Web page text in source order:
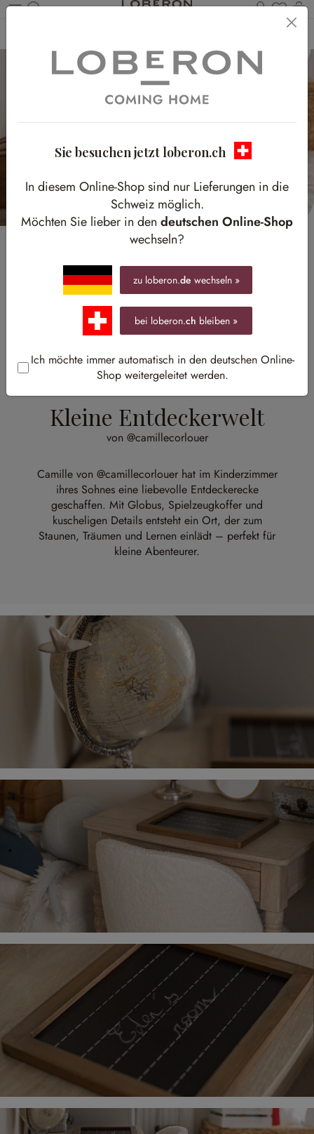
Du
Kleine Entdeckerwelt
von @camillecorlouer
Camille von @camillecorlouerhat im Kinderzimmer
ihres Sohnes eine liebevolle Entdeckerecke
geschaffen. Mit Globus, Spielzeugkoffer und
kuscheligen Details entsteht ein Ort, der zum
Staunen, Träumen und Lernen einlädt – perfekt für
kleine Abenteurer.
Sie besuchen jetzt loberon.ch
In diesem Online-Shop sind nur Lieferungen in die
Schweiz möglich.
Möchten Sie lieber in den deutschen Online-Shop
wechseln?
zu loberon.de wechseln »
bei loberon.ch bleiben »
Ich möchte immer automatisch in den deutschen Online-
Shop weitergeleitet werden.